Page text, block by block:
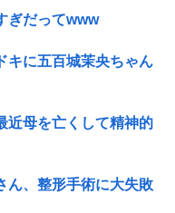
ぎだってwww
キに五百城茉央ちゃん
近母を亡くして精神的
ん、整形手術に大失敗